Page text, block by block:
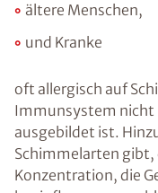
ältere Menschen,
und Kranke
oft allergisch auf
Immunsystem nicht
ausgebildet ist.
Schimmelarten gibt,
Konzentration, die